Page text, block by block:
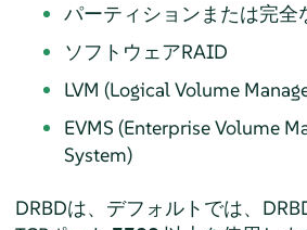
パーティションまたは完全
ソフトウェアRAID
LVM (Logical Volume
EVMS (Enterprise Volume
System)
DRBDは、デフォルトでは、